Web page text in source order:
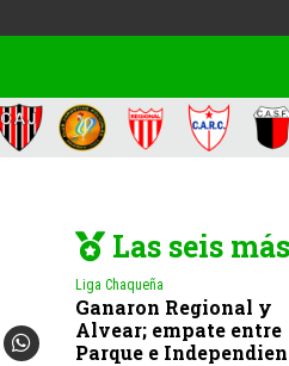
Las seis
Liga Chaqueña
Ganaron Regional y
Alvear; empate entre
Parque e